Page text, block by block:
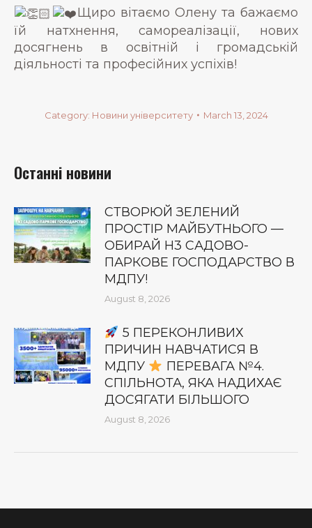
Щиро вітаємо Олену та бажаємо
їй натхнення, самореалізації, нових
досягнень в освітній і громадській
діяльності та професійних успіхів!
Category: Новини університету March 13, 2024
Останні новини
СТВОРЮЙ ЗЕЛЕНИЙ
ПРОСТІР МАЙБУТНЬОГО —
ОБИРАЙ Н3 САДОВО-
ПАРКОВЕ ГОСПОДАРСТВО В
МДПУ!
August 8, 2026
5 ПЕРЕКОНЛИВИХ
ПРИЧИН НАВЧАТИСЯ В
МДПУ
ПЕРЕВАГА №4.
СПІЛЬНОТА, ЯКА НАДИХАЄ
ДОСЯГАТИ БІЛЬШОГО
August 8, 2026